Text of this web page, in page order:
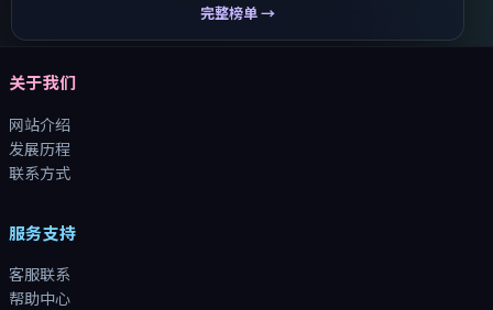
完整榜单 →
关于我们
网站介绍
发展历程
联系方式
服务支持
客服联系
帮助中心